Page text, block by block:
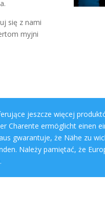
się z nami
myjni
jeszcze więcej
Charente ermöglicht einen
gwarantuje, że Nähe zu
Należy pamiętać, że